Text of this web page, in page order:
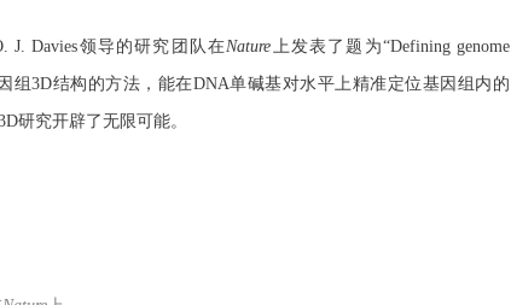
J. Davies领导的研究团队在Nature上发表了题为“Defining genome
组3D结构的方法，能在DNA单碱基对水平上精准定位基因组内的
研究开辟了无限可能。